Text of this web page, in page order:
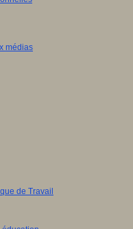
médias
de Travail